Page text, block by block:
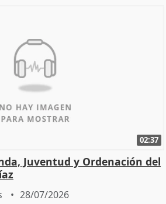
02:37
Juventud y Ordenación del
28/07/2026